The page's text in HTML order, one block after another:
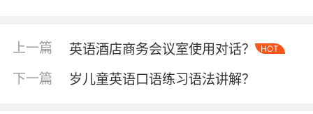
二、用成果数据说话
麦肯锡全球研究院调研显示，含具体成果的工作
方法描述可使简历竞争力提升58%。在VIPKID教
上一篇 英语酒店商务会议室使用对话？ HOT
下一篇 岁儿童英语口语练习语法讲解？